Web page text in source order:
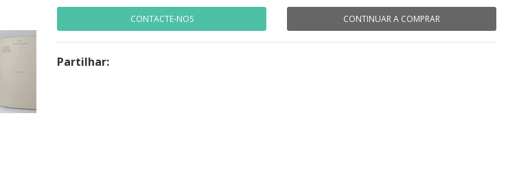
CONTACTE-NOS CONTINUAR A COMPRAR
Partilhar: